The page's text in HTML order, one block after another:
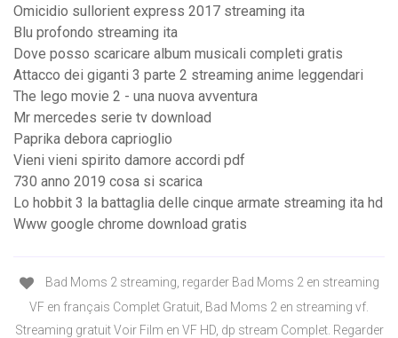
Omicidio sullorient express 2017 streaming ita
Blu profondo streaming ita
Dove posso scaricare album musicali completi gratis
Attacco dei giganti 3 parte 2 streaming anime leggendari
The lego movie 2 - una nuova avventura
Mr mercedes serie tv download
Paprika debora caprioglio
Vieni vieni spirito damore accordi pdf
730 anno 2019 cosa si scarica
Lo hobbit 3 la battaglia delle cinque armate streaming ita hd
Www google chrome download gratis
Bad Moms 2 streaming, regarder Bad Moms 2 en streaming
VF en français Complet Gratuit, Bad Moms 2 en streaming vf.
Streaming gratuit Voir Film en VF HD, dp stream Complet. Regarder